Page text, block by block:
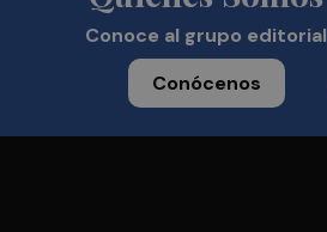
Conoce al grupo editorial
Conócenos